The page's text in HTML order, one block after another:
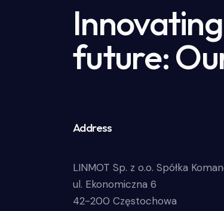
future:
Address
LINMOT Sp. z o.o. Spółka
ul. Ekonomiczna 6
42-200 Częstochowa